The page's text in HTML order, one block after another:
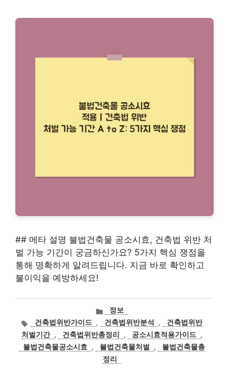
## 메타 설명 불법건축물 공소시효, 건축법 위반 처
벌 가능 기간이 궁금하신가요? 5가지 핵심 쟁점을
통해 명확하게 알려드립니다. 지금 바로 확인하고
불이익을 예방하세요!
카
테
고
리
정보
태
그
건축법위반가이드 , 건축법위반분석 ,
건축법위반
처벌기간 , 건축법위반총정리 , 공소시효적용가이드 ,
불법건축물공소시효
, 불법건축물처벌 ,
불법건축물총
정리